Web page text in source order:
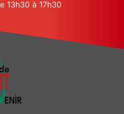
13h30 à 17h30